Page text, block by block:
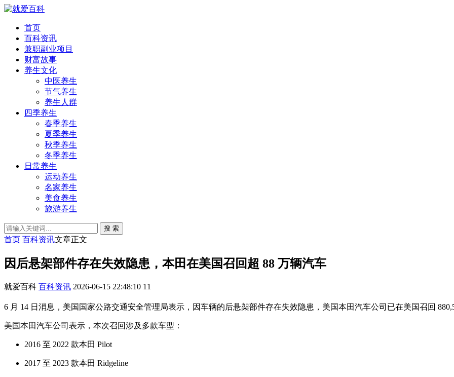
首页
百科资讯
兼职副业项目
财富故事
养生文化
中医养生
节气养生
养生人群
四季养生
春季养生
夏季养生
秋季养生
冬季养生
日常养生
运动养生
名家养生
美食养生
旅游养生
搜 索
首页 百科资讯文章正文
因后悬架部件存在失效隐患，本田在美国召回超 88 万辆汽车
就爱百科 百科资讯 2026-06-15 22:48:10 11
6 月 14 日消息，美国国家公路交通安全管理局表示，因车辆的后悬架部件存在失效隐患，美国本田汽车公司已在美国召回
美国本田汽车公司表示，本次召回涉及多款车型：
2016 至 2022 款本田 Pilot
2017 至 2023 款本田 Ridgeline